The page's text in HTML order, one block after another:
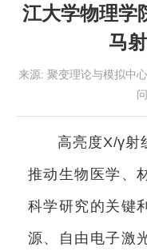
江大学物理学
马
来源: 聚变理论与模拟中心
高亮度X/γ射
推动生物医学、
科学研究的关键
源、自由电子激